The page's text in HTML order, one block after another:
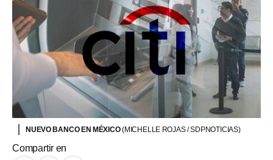
NUEVO BANCO EN MÉXICO(MICHELLE ROJAS / SDPNOTICIAS)
Compartir en